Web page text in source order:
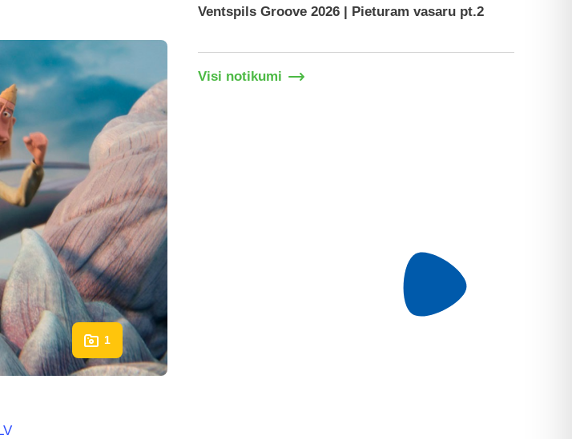
1
Ventspils Groove 2026 | Pieturam vasaru pt.2
Visi notikumi